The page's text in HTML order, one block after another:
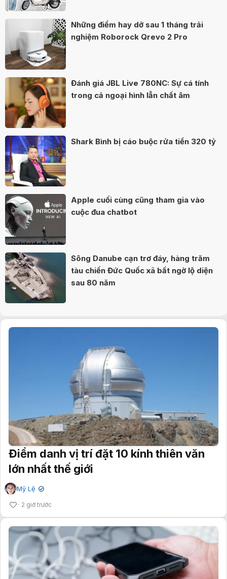
Những điểm hay dở sau 1 tháng trải
nghiệm Roborock Qrevo 2 Pro
Đánh giá JBL Live 780NC: Sự cá tính
trong cả ngoại hình lẫn chất âm
Shark Bình bị cáo buộc rửa tiền 320 tỷ
Apple cuối cùng cũng tham gia vào
cuộc đua chatbot
Sông Danube cạn trơ đáy, hàng trăm
tàu chiến Đức Quốc xã bất ngờ lộ diện
sau 80 năm
Điểm danh vị trí đặt 10 kính thiên văn
lớn nhất thế giới
Mỹ Lệ ✔
2 giờ trước